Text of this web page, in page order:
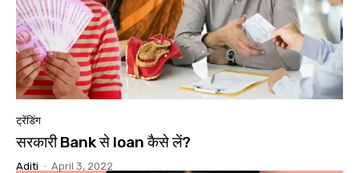
ट्रेंडिंग
सरकारी Bank से loan कैसे लें?
Aditi - April 3, 2022